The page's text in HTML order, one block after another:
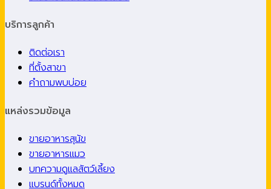
บริการลูกค้า
ติดต่อเรา
ที่ตั้งสาขา
คำถามพบบ่อย
แหล่งรวมข้อมูล
ขายอาหารสุนัข
ขายอาหารแมว
บทความดูแลสัตว์เลี้ยง
แบรนด์ทั้งหมด